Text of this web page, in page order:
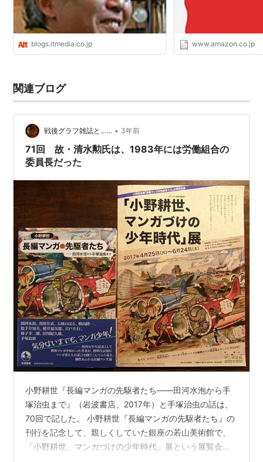
blogs.itmedia.co.jp www.amazon.co.jp
関連ブログ
戦後グラフ雑誌と…… • 3年前
71回 故・清水勲氏は、1983年には労働組合の
委員長だった
小野耕世『長編マンガの先駆者たち――田河水泡から手
塚治虫まで』（岩波書店、2017年）と手塚治虫の話は、
70回で記した。 小野耕世『長編マンガの先駆者たち』の
刊行を記念して、親しくしていた銀座の若山美術館で、
「小野耕世、マンガづけの少年時代」展という展覧会